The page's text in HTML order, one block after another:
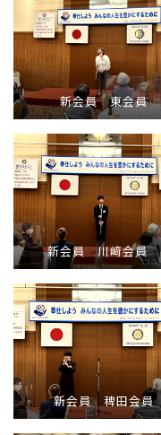
新会員 東会員
新会員 川﨑会員
新会員 稗田会員